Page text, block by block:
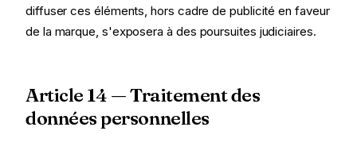
diffuser ces éléments, hors cadre de publicité en faveur
de la marque, s'exposera à des poursuites judiciaires.
Article 14 — Traitement des
données personnelles